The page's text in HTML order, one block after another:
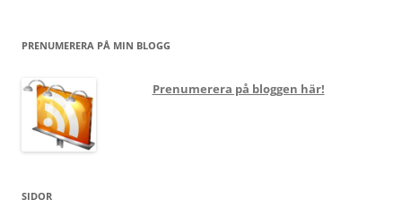
PRENUMERERA PÅ MIN BLOGG
Prenumerera på bloggen här!
SIDOR